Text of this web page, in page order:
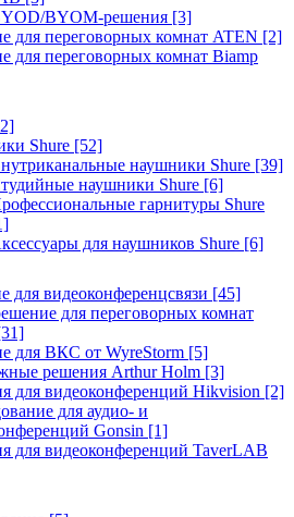
BYOM-решения [3]
для переговорных комнат ATEN [2]
для переговорных комнат Biamp
Shure [52]
наушники Shure [39]
наушники Shure [6]
гарнитуры Shure
для наушников Shure [6]
для видеоконференцсвязи [45]
для переговорных комнат
для ВКС от WyreStorm [5]
решения Arthur Holm [3]
для видеоконференций Hikvision [2]
для аудио- и
Gonsin [1]
для видеоконференций TaverLAB